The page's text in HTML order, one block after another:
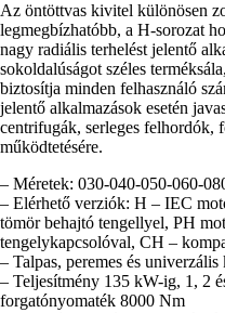
Az öntöttvas kivitel különösen
legmegbízhatóbb, a H-sorozat
nagy radiális terhelést jelentő
sokoldalúságot széles
biztosítja minden felhasználó
jelentő alkalmazások esetén
centrifugák, serleges felhordók,
működtetésére.
– Méretek: 030-040-050-060-
– Elérhető verziók: H – IEC
tömör behajtó tengellyel, PH
tengelykapcsolóval, CH –
– Talpas, peremes és
– Teljesítmény 135 kW-ig, 1, 2
forgatónyomaték 8000 Nm